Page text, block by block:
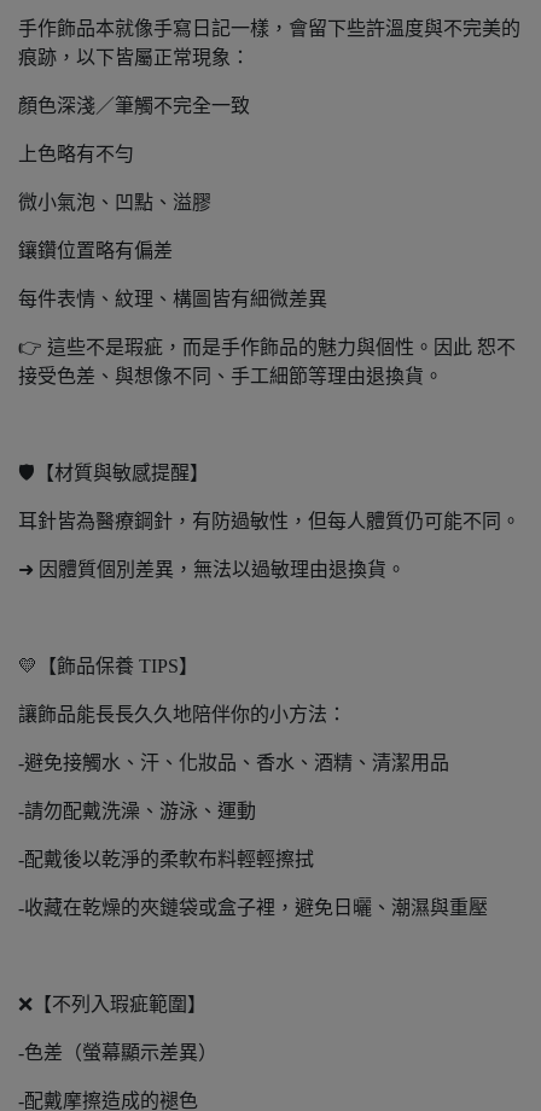
手作飾品本就像手寫日記一樣，會留下些許溫度與不完美的
痕跡，以下皆屬正常現象：
顏色深淺／筆觸不完全一致
上色略有不勻
微小氣泡、凹點、溢膠
鑲鑽位置略有偏差
每件表情、紋理、構圖皆有細微差異
👉 這些不是瑕疵，而是手作飾品的魅力與個性。因此 恕不
接受色差、與想像不同、手工細節等理由退換貨。
🛡️【材質與敏感提醒】
耳針皆為醫療鋼針，有防過敏性，但每人體質仍可能不同。
➜ 因體質個別差異，無法以過敏理由退換貨。
💛【飾品保養 TIPS】
讓飾品能長長久久地陪伴你的小方法：
-避免接觸水、汗、化妝品、香水、酒精、清潔用品
-請勿配戴洗澡、游泳、運動
-配戴後以乾淨的柔軟布料輕輕擦拭
-收藏在乾燥的夾鏈袋或盒子裡，避免日曬、潮濕與重壓
❌【不列入瑕疵範圍】
-色差（螢幕顯示差異）
-配戴摩擦造成的褪色